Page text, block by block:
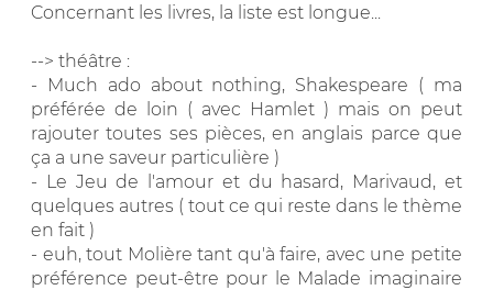
Concernant les livres, la liste est longue...
--> théâtre :
- Much ado about nothing, Shakespeare ( ma
préférée de loin ( avec Hamlet ) mais on peut
rajouter toutes ses pièces, en anglais parce que
ça a une saveur particulière )
- Le Jeu de l'amour et du hasard, Marivaud, et
quelques autres ( tout ce qui reste dans le thème
en fait )
- euh, tout Molière tant qu'à faire, avec une petite
préférence peut-être pour le Malade imaginaire